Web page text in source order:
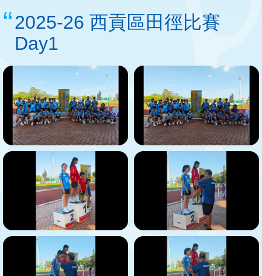
結
2025-26 西貢區田徑比賽
Day1